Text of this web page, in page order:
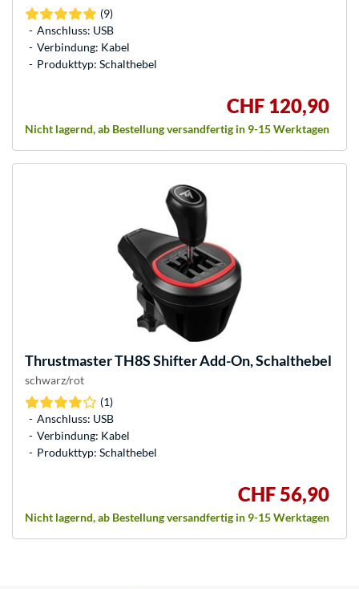
(9)
Anschluss: USB
Verbindung: Kabel
Produkttyp: Schalthebel
CHF 120,90
Nicht lagernd, ab Bestellung versandfertig in 9-15 Werktagen
ThrustmasterTH8S Shifter Add-On, Schalthebel
schwarz/rot
(1)
Anschluss: USB
Verbindung: Kabel
Produkttyp: Schalthebel
CHF 56,90
Nicht lagernd, ab Bestellung versandfertig in 9-15 Werktagen